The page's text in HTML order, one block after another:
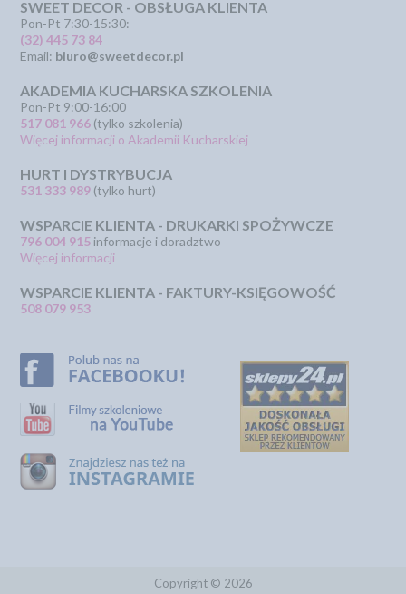
SWEET DECOR - OBSŁUGA KLIENTA
Pon-Pt 7:30-15:30:
(32) 445 73 84
Email: biuro@sweetdecor.pl
AKADEMIA KUCHARSKA SZKOLENIA
Pon-Pt 9:00-16:00
517 081 966 (tylko szkolenia)
Więcej informacji o Akademii Kucharskiej
HURT I DYSTRYBUCJA
531 333 989 (tylko hurt)
WSPARCIE KLIENTA - DRUKARKI SPOŻYWCZE
796 004 915 informacje i doradztwo
Więcej informacji
WSPARCIE KLIENTA - FAKTURY-KSIĘGOWOŚĆ
508 079 953
Copyright © 2026